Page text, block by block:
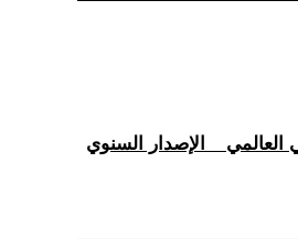
العالمي _ الإصدار السنوي